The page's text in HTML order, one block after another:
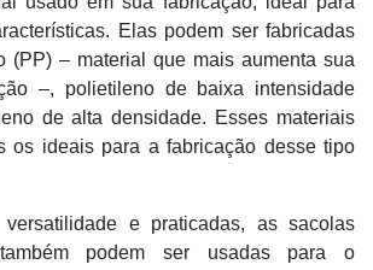
Elas podem ser fabricadas
(PP) – material que mais aumenta sua
–, polietileno de baixa intensidade
de alta densidade. Esses materiais
os ideais para a fabricação desse tipo
e praticadas, as sacolas
também podem ser usadas para o